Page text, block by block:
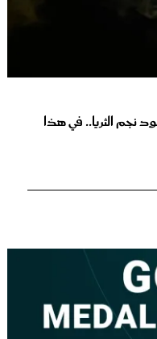
نجم الثريا.. في هذا